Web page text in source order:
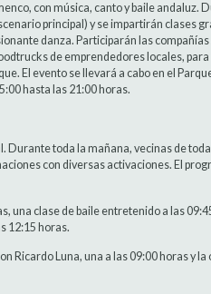
con música, canto y baile andaluz.
principal) y se impartirán clases
danza. Participarán las compañías
de emprendedores locales,
El evento se llevará a cabo en el
hasta las 21:00 horas.
Durante toda la mañana, vecinas de
con diversas activaciones. El
una clase de baile entretenido a las
12:15 horas.
Ricardo Luna, una a las 09:00 horas y la